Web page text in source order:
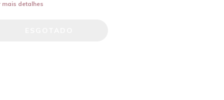
mais detalhes